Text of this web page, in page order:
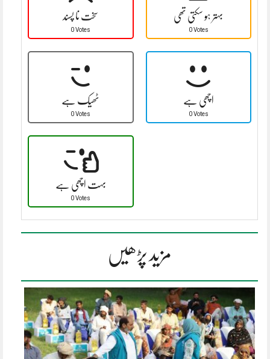
سخت نا پسند
0 Votes
بہتر ہو سکتی تھی
0 Votes
ٹھیک ہے
0 Votes
اچھی ہے
0 Votes
بہت اچھی ہے
0 Votes
مزید پڑھیں